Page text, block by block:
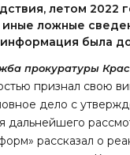
летом 2022
ложные
была
прокуратуры
признал свою
дело с
дальнейшего
рассказал о